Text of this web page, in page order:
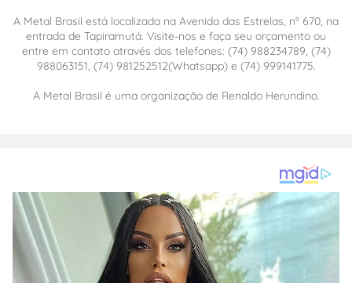
A Metal Brasil está localizada na Avenida das Estrelas, nº 670, na
entrada de Tapiramutá. Visite-nos e faça seu orçamento ou
entre em contato através dos telefones: (74) 988234789, (74)
988063151, (74) 981252512(Whatsapp) e (74) 999141775.
A Metal Brasil é uma organização de Renaldo Herundino.